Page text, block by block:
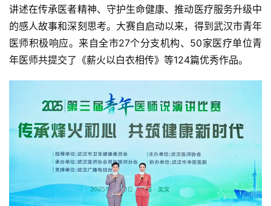
首
讲述在传承医者精神、守护生命健康、推动医疗服务升级中
的感人故事和深刻思考。大赛自启动以来，得到武汉市青年
医师积极响应。来自全市27个分支机构、50家医疗单位青
年医师共提交了《薪火以白衣相传》等124篇优秀作品。